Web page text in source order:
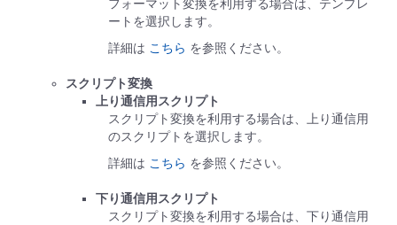
フォーマット変換を利用する場合は、テンプレ
ートを選択します。
詳細は こちら を参照ください。
スクリプト変換
上り通信用スクリプト
スクリプト変換を利用する場合は、上り通信用
のスクリプトを選択します。
詳細は こちら を参照ください。
下り通信用スクリプト
スクリプト変換を利用する場合は、下り通信用